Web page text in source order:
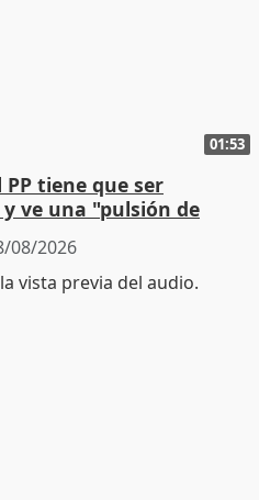
01:53
tiene que ser
ve una "pulsión de
08/2026